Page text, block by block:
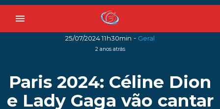
menu
25/07/2024 11h30min - Geral
2 anos atrás
Paris 2024: Céline Dion
e Lady Gaga vão cantar